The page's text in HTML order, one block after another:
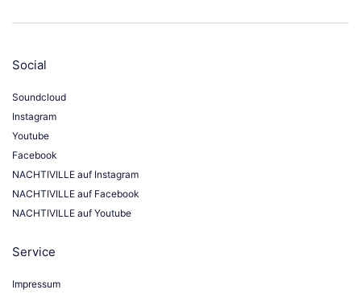
Social
Soundcloud
Instagram
Youtube
Facebook
NACHTIVILLE auf Instagram
NACHTIVILLE auf Facebook
NACHTIVILLE auf Youtube
Service
Impressum